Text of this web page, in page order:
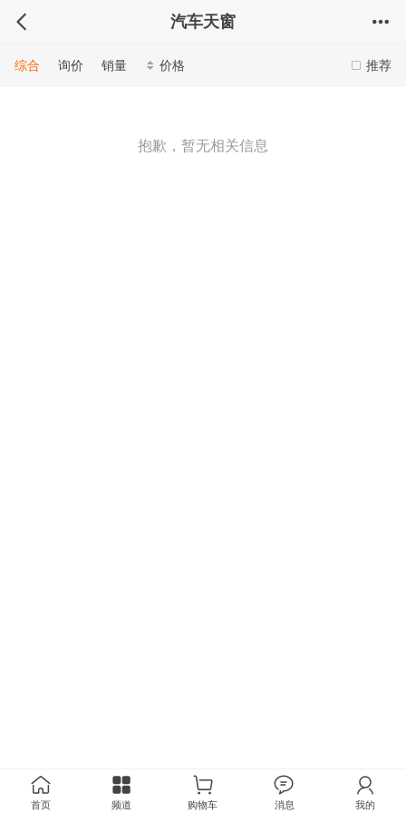
汽车天窗
推荐
综合 询价 销量 价格
抱歉，暂无相关信息
首页 频道 购物车 消息 我的